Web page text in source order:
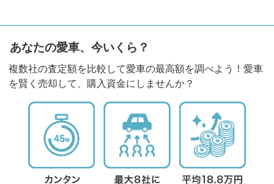
あなたの愛車、今いくら？
複数社の査定額を比較して愛車の最高額を調べよう！愛車
を賢く売却して、購入資金にしませんか？